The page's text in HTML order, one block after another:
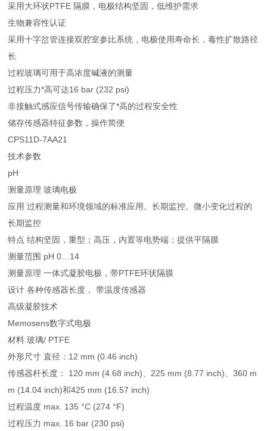
采用大环状PTFE 隔膜，电极结构坚固，低维护需求
生物兼容性认证
采用十字岔管连接双腔室参比系统，电极使用寿命长，毒性扩散路径
长
过程玻璃可用于高浓度碱液的测量
过程压力*高可达16 bar (232 psi)
非接触式感应信号传输确保了*高的过程安全性
储存传感器特征参数，操作简便
CPS11D-7AA21
技术参数
pH
测量原理 玻璃电极
应用 过程测量和环境领域的标准应用。长期监控。微小变化过程的
长期监控
特点 结构坚固，重型；高压，内置等电势端；提供平隔膜
测量范围 pH 0…14
测量原理 一体式凝胶电极，带PTFE环状隔膜
设计 各种传感器长度， 带温度传感器
高级凝胶技术
Memosens数字式电极
材料 玻璃/ PTFE
外形尺寸 直径：12 mm (0.46 inch)
传感器杆长度： 120 mm (4.68 inch)、225 mm (8.77 inch)、360 m
m (14.04 inch)和425 mm (16.57 inch)
过程温度 max. 135 °C (274 °F)
过程压力 max. 16 bar (230 psi)